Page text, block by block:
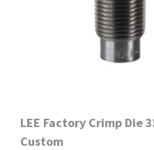
LEE Factory Crimp Die
Custom